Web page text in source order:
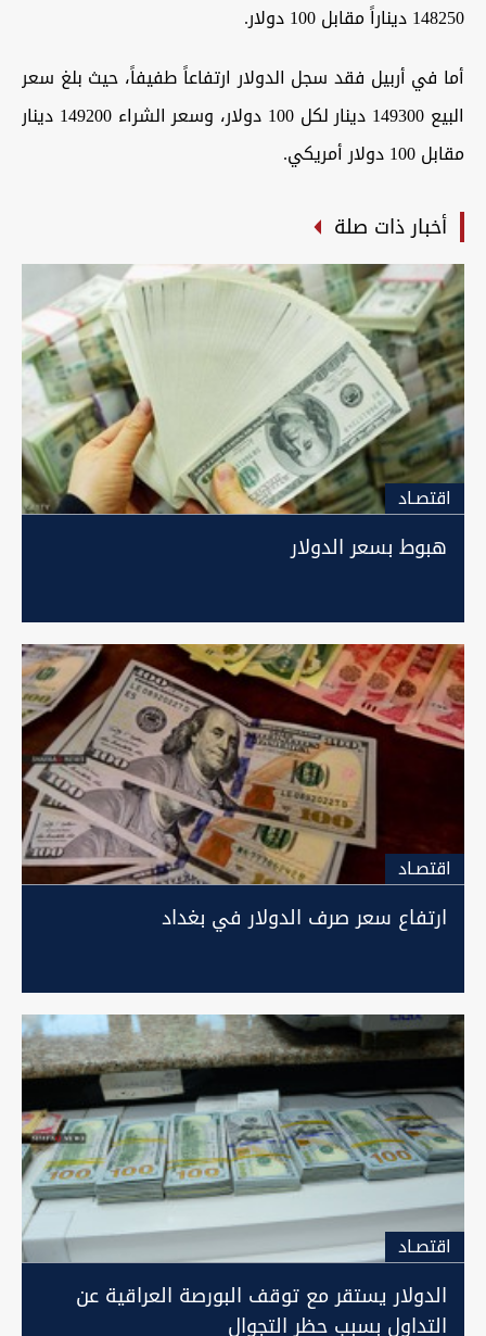
148250 ديناراً مقابل 100 دولار.
أما في أربيل فقد سجل الدولار ارتفاعاً طفيفاً، حيث بلغ سعر
البيع 149300 دينار لكل 100 دولار، وسعر الشراء 149200 دينار
مقابل 100 دولار أمريكي.
أخبار ذات صلة
اقتصـاد
هبوط بسعر الدولار
اقتصـاد
ارتفاع سعر صرف الدولار في بغداد
اقتصـاد
الدولار يستقر مع توقف البورصة العراقية عن
التداول بسبب حظر التجوال